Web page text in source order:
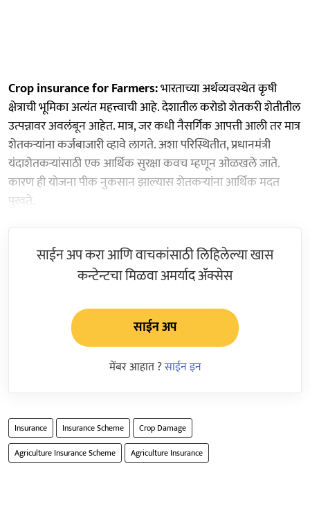
Crop insurance for Farmers:भारताच्या अर्थव्यवस्थेत कृषी
क्षेत्राची भूमिका अत्यंत महत्त्वाची आहे. देशातील करोडो शेतकरी शेतीतील
उत्पन्नावर अवलंबून आहेत. मात्र, जर कधी नैसर्गिक आपत्ती आली तर मात्र
शेतकऱ्यांना कर्जबाजारी व्हावे लागते. अशा परिस्थितीत, प्रधानमंत्री
यंदाशेतकऱ्यांसाठी एक आर्थिक सुरक्षा कवच म्हणून ओळखले जाते.
कारण ही योजना पीक नुकसान झाल्यास शेतकऱ्यांना आर्थिक मदत
पुरवते.
साईन अप करा आणि वाचकांसाठी लिहिलेल्या खास
कन्टेन्टचा मिळवा अमर्याद ॲक्सेस
साईन अप
मेंबर आहात ?साईन इन
Insurance Insurance Scheme
Crop Damage
Agriculture Insurance Scheme
Agriculture Insurance